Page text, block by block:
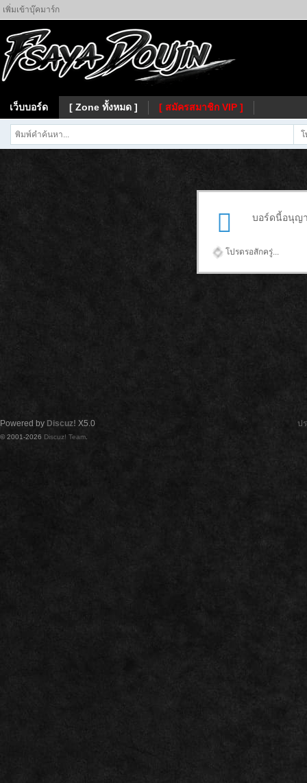
เพิ่มเข้าบุ๊คมาร์ก
เว็บบอร์ด [ Zone ทั้งหมด ] [ สมัครสมาชิก VIP ]
บอร์ดนี้อนุญ
โปรดรอสักครู่...
ป
Powered by Discuz! X5.0
© 2001-2026 Discuz! Team